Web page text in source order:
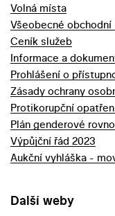
Volná místa
Všeobecné
Ceník služeb
Informace a
Prohlášení o
Zásady ochrany
Protikorupční
Plán genderové
Výpůjční řád 2023
Aukční vyhláška -
Další weby